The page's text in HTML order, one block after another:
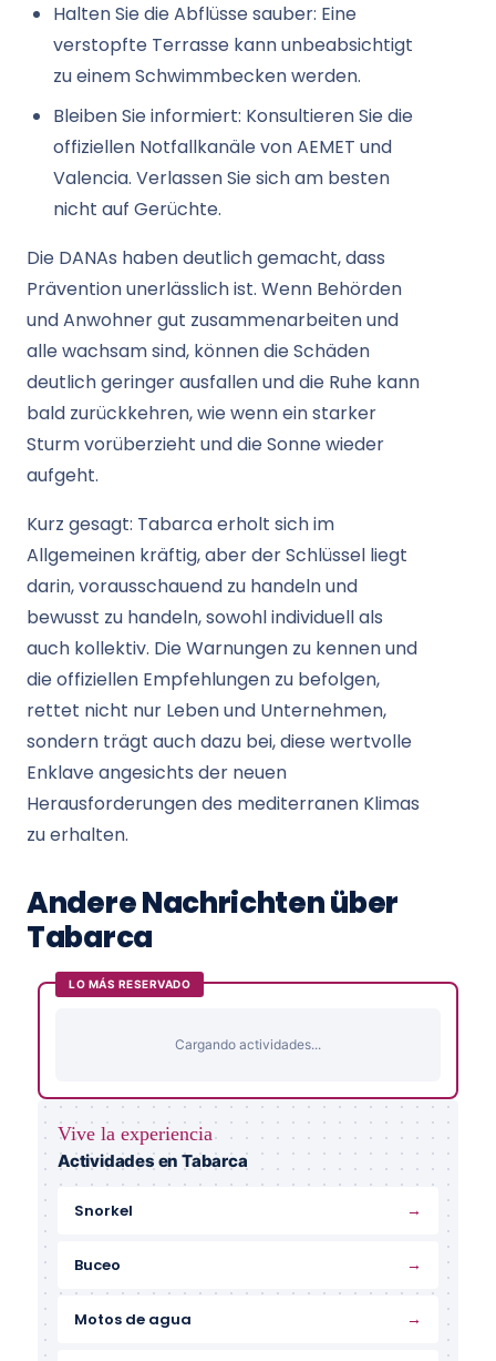
Halten Sie die Abflüsse sauber: Eine
verstopfte Terrasse kann unbeabsichtigt
zu einem Schwimmbecken werden.
Bleiben Sie informiert: Konsultieren Sie die
offiziellen Notfallkanäle von AEMET und
Valencia. Verlassen Sie sich am besten
nicht auf Gerüchte.
Die DANAs haben deutlich gemacht, dass
Prävention unerlässlich ist. Wenn Behörden
und Anwohner gut zusammenarbeiten und
alle wachsam sind, können die Schäden
deutlich geringer ausfallen und die Ruhe kann
bald zurückkehren, wie wenn ein starker
Sturm vorüberzieht und die Sonne wieder
aufgeht.
Kurz gesagt: Tabarca erholt sich im
Allgemeinen kräftig, aber der Schlüssel liegt
darin, vorausschauend zu handeln und
bewusst zu handeln, sowohl individuell als
auch kollektiv. Die Warnungen zu kennen und
die offiziellen Empfehlungen zu befolgen,
rettet nicht nur Leben und Unternehmen,
sondern trägt auch dazu bei, diese wertvolle
Enklave angesichts der neuen
Herausforderungen des mediterranen Klimas
zu erhalten.
Andere Nachrichten über
Tabarca
LO MÁS RESERVADO
Cargando actividades...
Vive la experiencia
Actividades en Tabarca
Snorkel →
Buceo →
Motos de agua →